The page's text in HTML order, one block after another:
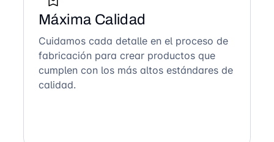
Máxima Calidad
Cuidamos cada detalle en el proceso de
fabricación para crear productos que
cumplen con los más altos estándares de
calidad.